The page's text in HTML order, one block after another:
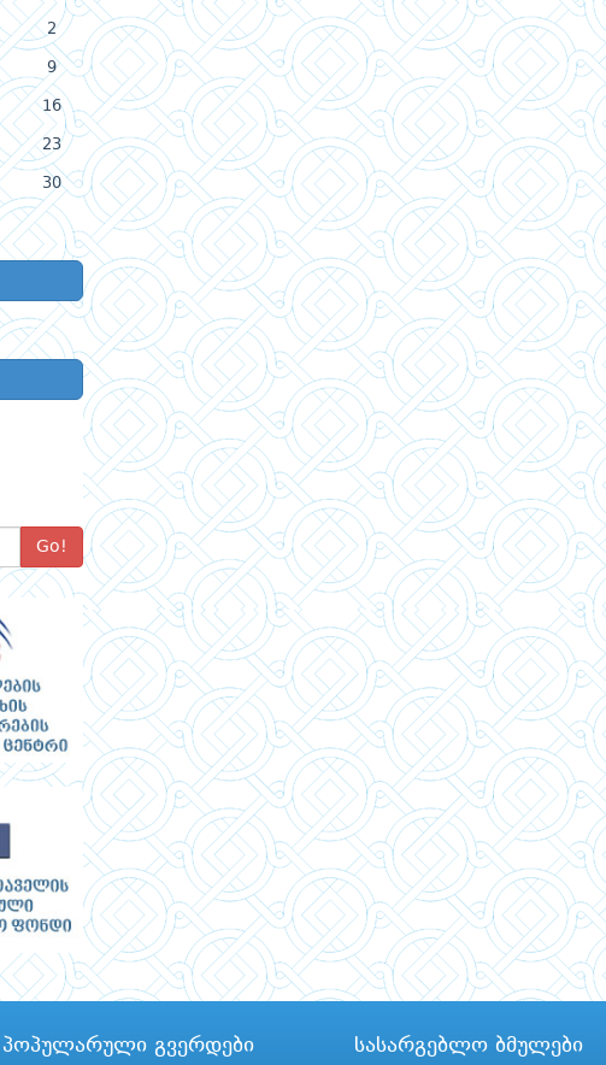
2
9
16
23
30
Go!
პოპულარული გვერდები სასარგებლო ბმულები